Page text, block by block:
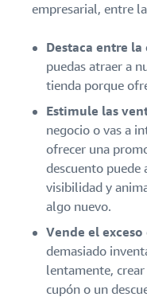
empresarial, entre
Destaca entre
puedas atraer a
tienda porque
Estimule las
negocio o vas a
ofrecer una
descuento puede
visibilidad y
algo nuevo.
Vende el
demasiado
lentamente,
cupón o un